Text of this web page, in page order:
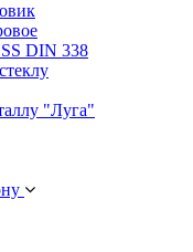
DIN 338
"Луга"